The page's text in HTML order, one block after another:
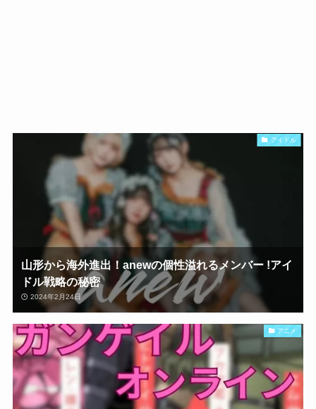
アイドル
山形から海外進出！anewの個性溢れるメンバー !アイ
ドル戦略の秘密
2024年2月24日
アニメ